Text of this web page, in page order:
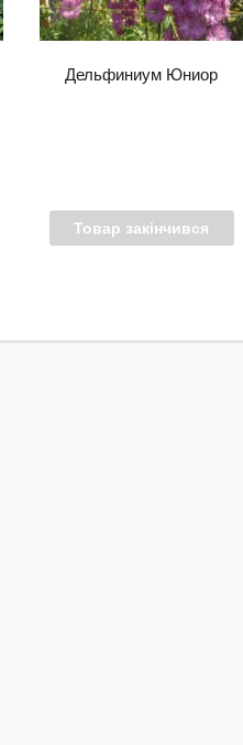
Дельфиниум Юниор
Товар закінчився